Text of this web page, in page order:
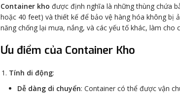
Container kho được định nghĩa là những thùng chứa
hoặc 40 feet) và thiết kế để bảo vệ hàng hóa không bị
năng chống lại mưa, nắng, và các yếu tố khác, làm
Ưu điểm của Container Kho
Tính di động:
Dễ dàng di chuyển: Container có thể được vận